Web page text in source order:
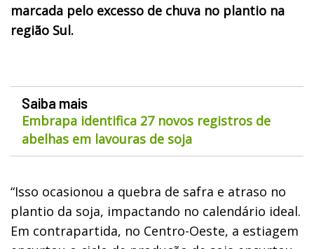
marcada pelo excesso de chuva no plantio na
região Sul.
Saiba mais
Embrapa identifica 27 novos registros de
abelhas em lavouras de soja
“Isso ocasionou a quebra de safra e atraso no
plantio da soja, impactando no calendário ideal.
Em contrapartida, no Centro-Oeste, a estiagem